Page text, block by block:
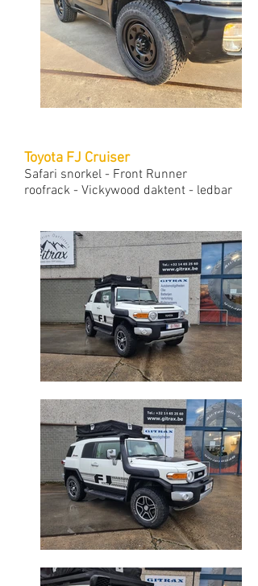
Toyota FJ Cruiser
Safari snorkel - Front Runner
roofrack - Vickywood daktent - ledbar